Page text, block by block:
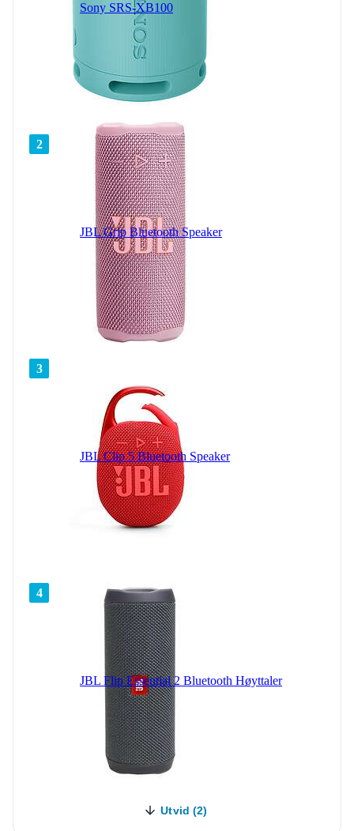
Sony SRS-XB100
2
JBL Grip Bluetooth Speaker
3
JBL Clip 5 Bluetooth Speaker
4
JBL Flip Essential 2 Bluetooth Høyttaler
Utvid (2)